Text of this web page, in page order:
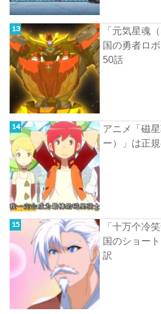
「元気星魂
国の勇者ロ
50話
アニメ「磁
ー）」は正
「十万个冷
国のショー
訳